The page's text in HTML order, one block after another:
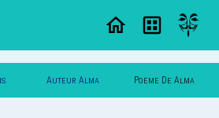
Auteur Alma Poeme De Alma